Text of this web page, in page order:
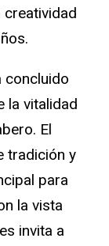
creatividad
concluido
la vitalidad
El
tradición y
para
la vista
invita a